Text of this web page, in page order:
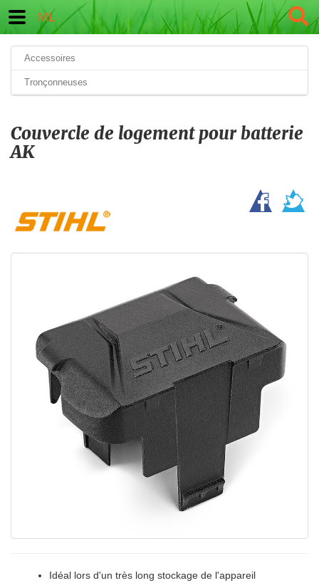
ML
Accessoires
Tronçonneuses
Couvercle de logement pour batterie
AK
Idéal lors d'un très long stockage de l'appareil